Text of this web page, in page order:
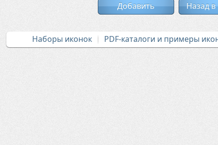
Добавить Назад в
Наборы иконок PDF-каталоги и примеры